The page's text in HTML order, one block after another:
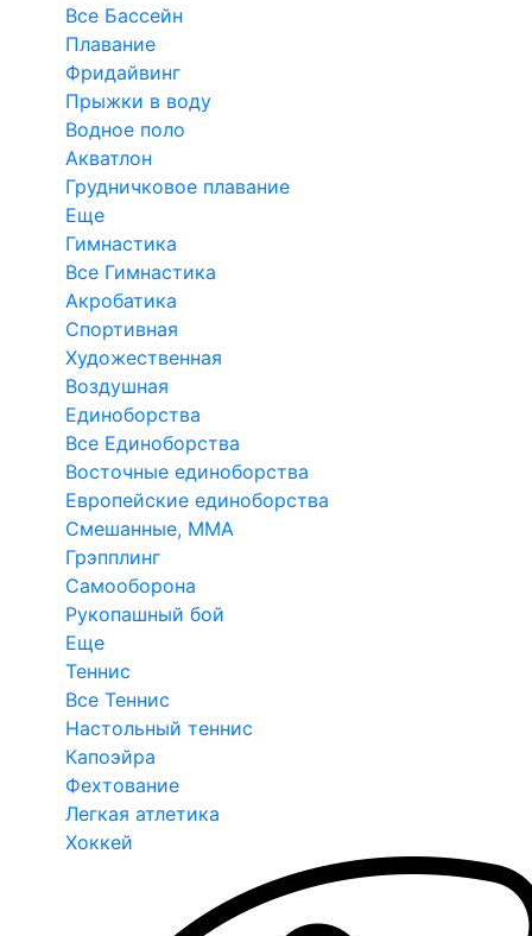
Все Бассейн
Плавание
Фридайвинг
Прыжки в воду
Водное поло
Акватлон
Грудничковое плавание
Еще
Гимнастика
Все Гимнастика
Акробатика
Спортивная
Художественная
Воздушная
Единоборства
Все Единоборства
Восточные единоборства
Европейские единоборства
Смешанные, ММА
Грэпплинг
Самооборона
Рукопашный бой
Еще
Теннис
Все Теннис
Настольный теннис
Капоэйра
Фехтование
Легкая атлетика
Хоккей